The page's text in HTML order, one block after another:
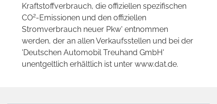
Kraftstoffverbrauch, die offiziellen spezifischen
CO2-Emissionen und den offiziellen
Stromverbrauch neuer Pkw' entnommen
werden, der an allen Verkaufsstellen und bei der
'Deutschen Automobil Treuhand GmbH'
unentgeltlich erhältlich ist unter www.dat.de.